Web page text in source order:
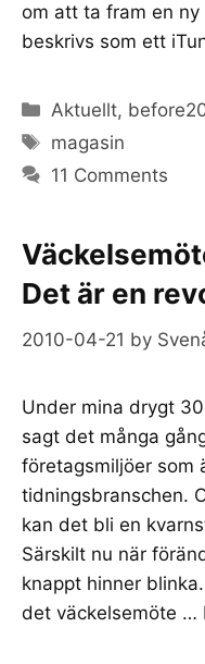
om att ta fram en
beskrivs som ett
Categories
Aktuellt,
Tags
magasin
11 Comments
Det är en
2010-04-21 by
Under mina drygt
sagt det många
företagsmiljöer som
tidningsbranschen.
kan det bli en
Särskilt nu när
knappt hinner
det väckelsemöte …